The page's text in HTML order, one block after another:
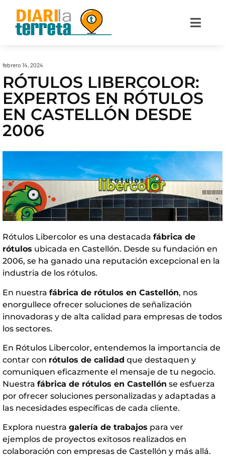
febrero 14, 2024
RÓTULOS LIBERCOLOR:
EXPERTOS EN RÓTULOS
EN CASTELLÓN DESDE
2006
Rótulos Libercolor es una destacada fábrica de
rótulos ubicada en Castellón. Desde su fundación en
2006, se ha ganado una reputación excepcional en la
industria de los rótulos.
En nuestra fábrica de rótulos en Castellón, nos
enorgullece ofrecer soluciones de señalización
innovadoras y de alta calidad para empresas de todos
los sectores.
En Rótulos Libercolor, entendemos la importancia de
contar con rótulos de calidad que destaquen y
comuniquen eficazmente el mensaje de tu negocio.
Nuestra fábrica de rótulos en Castellón se esfuerza
por ofrecer soluciones personalizadas y adaptadas a
las necesidades específicas de cada cliente.
Explora nuestra galería de trabajos para ver
ejemplos de proyectos exitosos realizados en
colaboración con empresas de Castellón y más allá.